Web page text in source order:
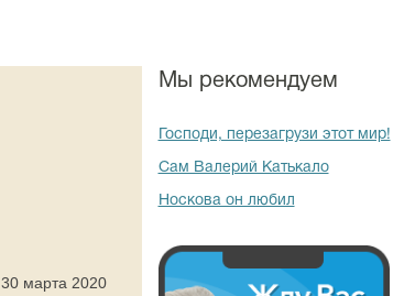
марта 2020
Мы рекомендуем
Господи, перезагрузи этот мир!
Сам Валерий Катькало
Носкова он любил